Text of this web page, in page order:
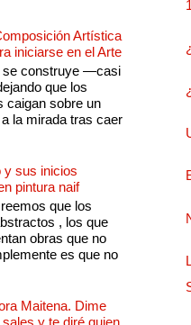
Artística
iniciarse en el Arte
se construye —casi
que los
caigan sobre un
la mirada tras caer
y sus inicios
pintura naif
que los
, los que
obras que no
es que no
Maitena. Dime